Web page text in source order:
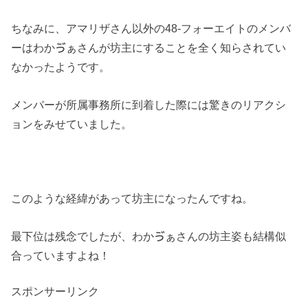
ちなみに、アマリザさん以外の48-フォーエイトのメンバ
ーはわかゔぁさんが坊主にすることを全く知らされてい
なかったようです。
メンバーが所属事務所に到着した際には驚きのリアクシ
ョンをみせていました。
このような経緯があって坊主になったんですね。
最下位は残念でしたが、わかゔぁさんの坊主姿も結構似
合っていますよね！
スポンサーリンク